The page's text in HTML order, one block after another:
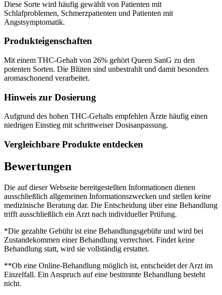
Diese Sorte wird häufig gewählt von Patienten mit
Schlafproblemen, Schmerzpatienten und Patienten mit
Angstsymptomatik.
Produkteigenschaften
Mit einem THC-Gehalt von 26% gehört Queen SanG zu den
potenten Sorten. Die Blüten sind unbestrahlt und damit besonders
aromaschonend verarbeitet.
Hinweis zur Dosierung
Aufgrund des hohen THC-Gehalts empfehlen Ärzte häufig einen
niedrigen Einstieg mit schrittweiser Dosisanpassung.
Vergleichbare Produkte entdecken
Bewertungen
Die auf dieser Webseite bereitgestellten Informationen dienen
ausschließlich allgemeinen Informationszwecken und stellen keine
medizinische Beratung dar. Die Entscheidung über eine Behandlung
trifft ausschließlich ein Arzt nach individueller Prüfung.
*Die gezahlte Gebühr ist eine Behandlungsgebühr und wird bei
Zustandekommen einer Behandlung verrechnet. Findet keine
Behandlung statt, wird sie vollständig erstattet.
**Ob eine Online-Behandlung möglich ist, entscheidet der Arzt im
Einzelfall. Ein Anspruch auf eine bestimmte Behandlung besteht
nicht.